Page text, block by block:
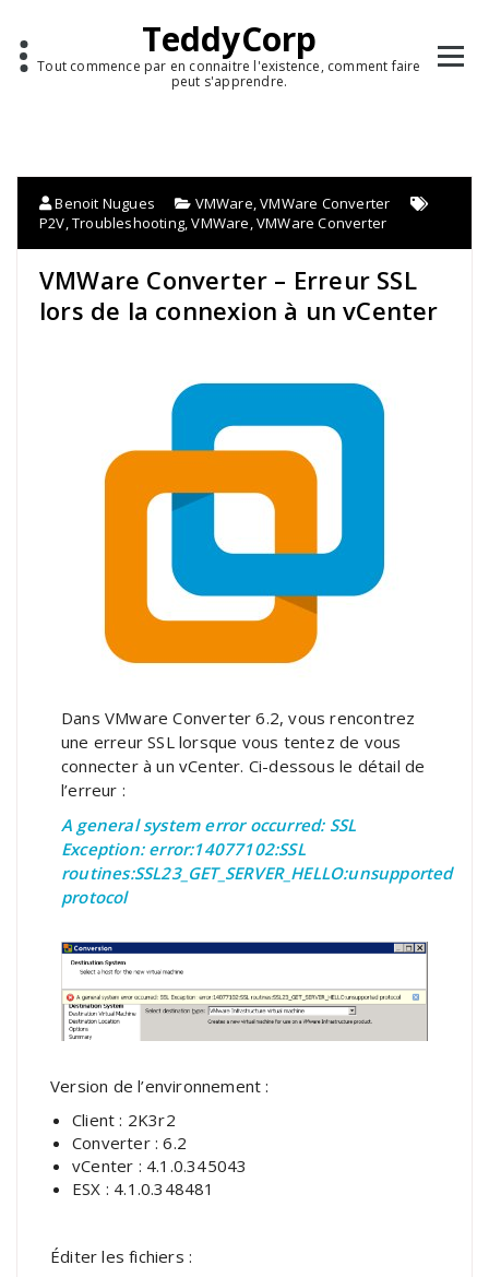
TeddyCorp
Tout commence par en connaitre l'existence, comment faire
peut s'apprendre.
Benoit Nugues VMWare ,VMWare Converter
P2V ,Troubleshooting ,VMWare ,VMWare Converter
VMWare Converter – Erreur SSL
lors de la connexion à un vCenter
Dans VMware Converter 6.2, vous rencontrez
une erreur SSL lorsque vous tentez de vous
connecter à un vCenter. Ci-dessous le détail de
l’erreur :
A general system error occurred: SSL
Exception: error:14077102:SSL
routines:SSL23_GET_SERVER_HELLO:unsupported
protocol
Version de l’environnement :
Client : 2K3r2
Converter : 6.2
vCenter : 4.1.0.345043
ESX : 4.1.0.348481
Éditer les fichiers :